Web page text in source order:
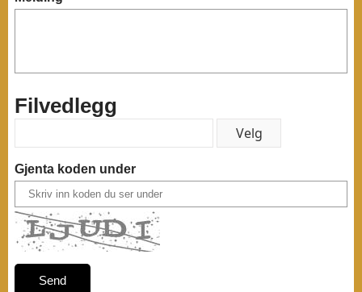
Filvedlegg
Gjenta koden under